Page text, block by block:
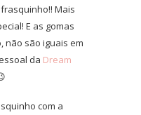
Mais
E as gomas
não são iguais em
da Dream
com a